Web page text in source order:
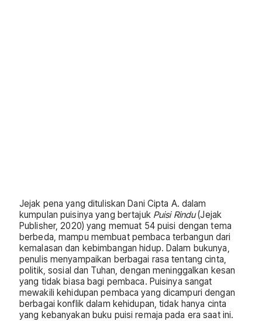
Jejak pena yang dituliskan Dani Cipta A. dalam
kumpulan puisinya yang bertajuk Puisi Rindu(Jejak
Publisher, 2020) yang memuat 54 puisi dengan tema
berbeda, mampu membuat pembaca terbangun dari
kemalasan dan kebimbangan hidup. Dalam bukunya,
penulis menyampaikan berbagai rasa tentang cinta,
politik, sosial dan Tuhan, dengan meninggalkan kesan
yang tidak biasa bagi pembaca. Puisinya sangat
mewakili kehidupan pembaca yang dicampuri dengan
berbagai konflik dalam kehidupan, tidak hanya cinta
yang kebanyakan buku puisi remaja pada era saat ini.